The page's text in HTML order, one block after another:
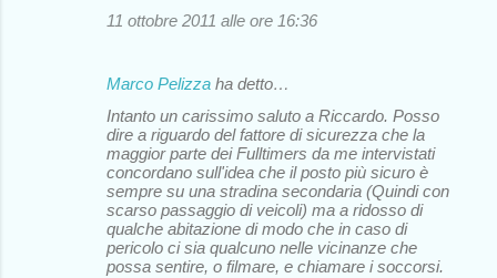
11 ottobre 2011 alle ore 16:36
Marco Pelizza ha detto…
Intanto un carissimo saluto a Riccardo. Posso
dire a riguardo del fattore di sicurezza che la
maggior parte dei Fulltimers da me intervistati
concordano sull'idea che il posto più sicuro è
sempre su una stradina secondaria (Quindi con
scarso passaggio di veicoli) ma a ridosso di
qualche abitazione di modo che in caso di
pericolo ci sia qualcuno nelle vicinanze che
possa sentire, o filmare, e chiamare i soccorsi.